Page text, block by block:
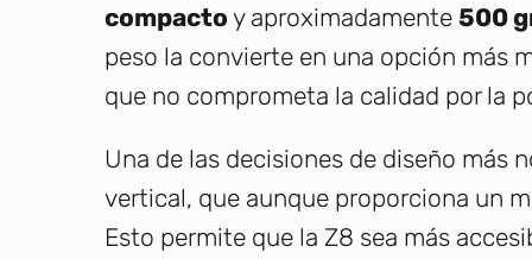
compacto y aproximadamente 500
peso la convierte en una opción más
que no comprometa la calidad por la
Una de las decisiones de diseño más
vertical, que aunque proporciona un
Esto permite que la Z8 sea más